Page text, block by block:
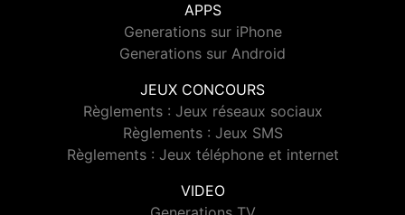
APPS
Generations sur iPhone
Generations sur Android
JEUX CONCOURS
Règlements : Jeux réseaux sociaux
Règlements : Jeux SMS
Règlements : Jeux téléphone et internet
VIDEO